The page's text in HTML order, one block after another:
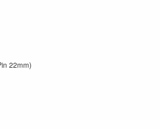
22mm)